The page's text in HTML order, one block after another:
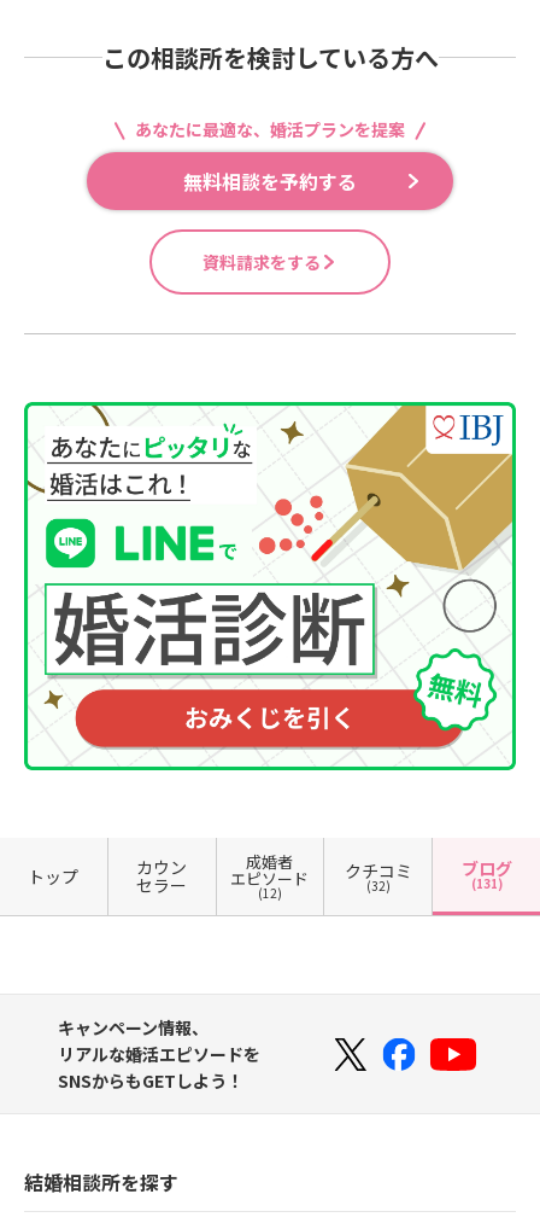
この相談所を検討している方へ
あなたに最適な、婚活プランを提案
無料相談を予約する
資料請求をする
トップ カウン
セラー
成婚者
エピソード
(12)
クチコミ
(32)
ブログ
(131)
キャンペーン情報、
リアルな婚活エピソードを
SNSからもGETしよう！
結婚相談所を探す